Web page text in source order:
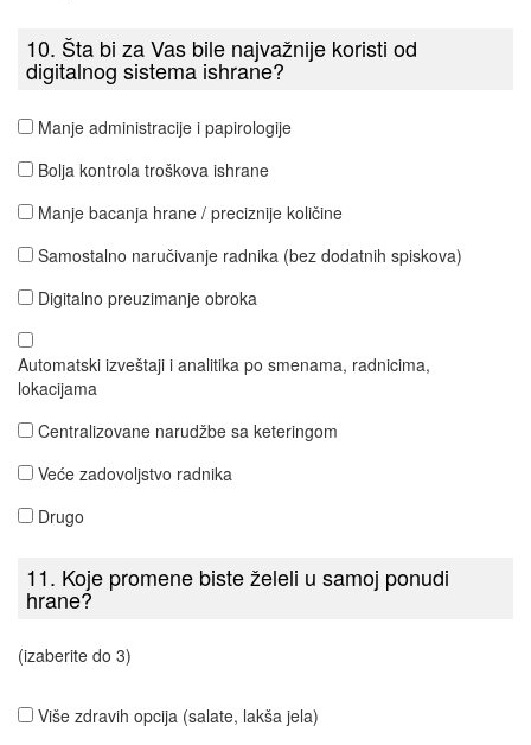
10. Šta bi za Vas bile najvažnije koristi od
digitalnog sistema ishrane?
Manje administracije i papirologije
Bolja kontrola troškova ishrane
Manje bacanja hrane / preciznije količine
Samostalno naručivanje radnika (bez dodatnih spiskova)
Digitalno preuzimanje obroka
Automatski izveštaji i analitika po smenama, radnicima,
lokacijama
Centralizovane narudžbe sa keteringom
Veće zadovoljstvo radnika
Drugo
11. Koje promene biste želeli u samoj ponudi
hrane?
(izaberite do 3)
Više zdravih opcija (salate, lakša jela)